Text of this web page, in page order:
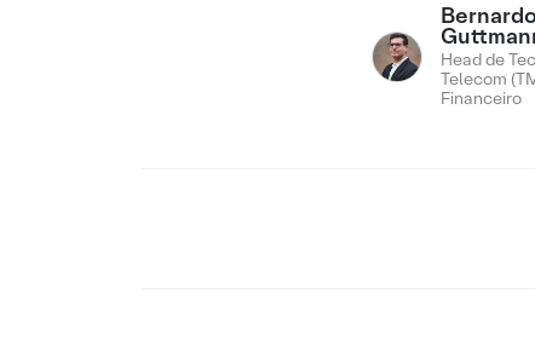
Head de
Telecom
Financeiro